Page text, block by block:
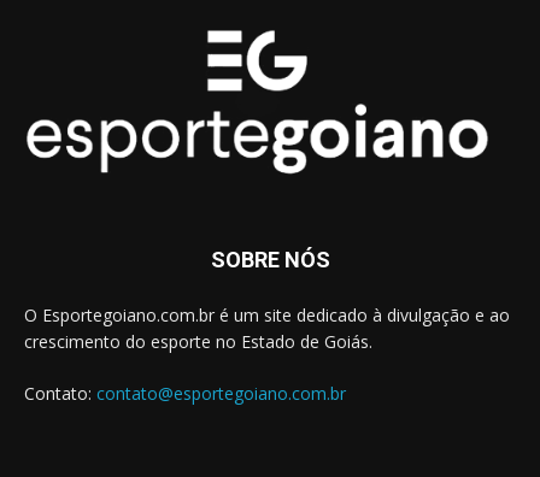
SOBRE NÓS
O Esportegoiano.com.br é um site dedicado à divulgação e ao
crescimento do esporte no Estado de Goiás.
Contato: contato@esportegoiano.com.br